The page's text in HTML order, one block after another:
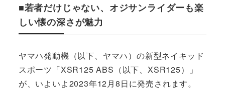
■若者だけじゃない、オジサンライダーも楽
しい懐の深さが魅力
ヤマハ発動機（以下、ヤマハ）の新型ネイキッド
スポーツ「XSR125 ABS（以下、XSR125）」
が、いよいよ2023年12月8日に発売されます。